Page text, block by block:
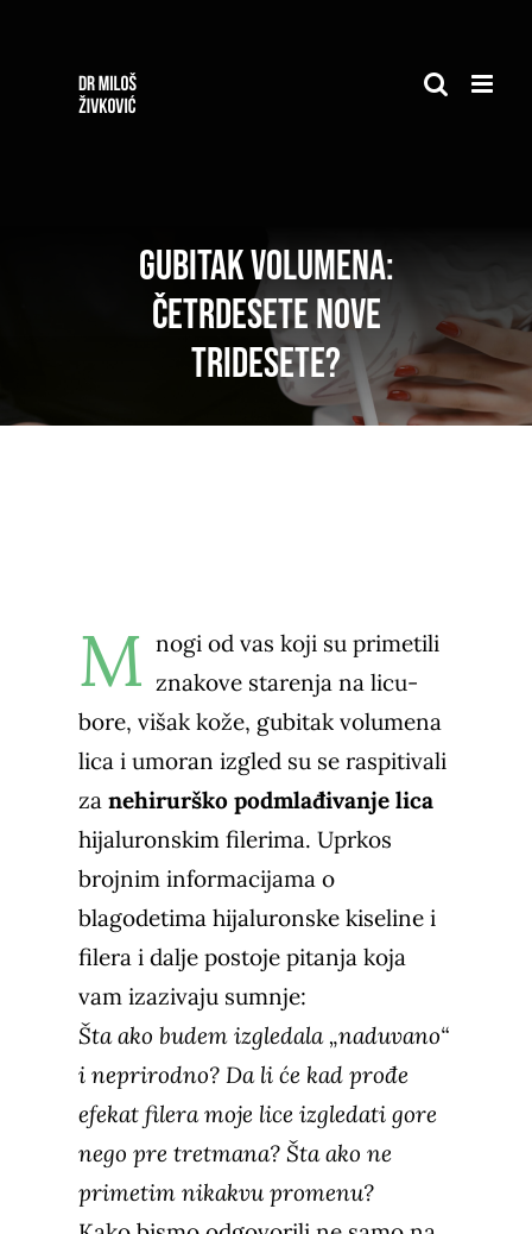
content
Gubitak volumena:
četrdesete nove
tridesete?
M nogi od vas koji su primetili
znakove starenja na licu-
bore, višak kože, gubitak volumena
lica i umoran izgled su se raspitivali
za nehirurško podmlađivanje lica
hijaluronskim filerima. Uprkos
brojnim informacijama o
blagodetima hijaluronske kiselinei
filera i dalje postoje pitanja koja
vam izazivaju sumnje:
Šta ako budem izgledala „naduvano“
i neprirodno? Da li će kad prođe
efekat filera moje lice izgledati gore
nego pre tretmana? Šta ako ne
primetim nikakvu promenu?